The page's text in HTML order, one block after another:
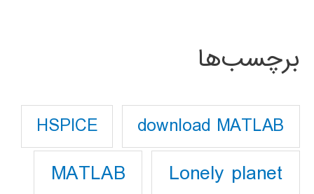
برچسب‌ها
download MATLAB
HSPICE
Lonely planet
MATLAB